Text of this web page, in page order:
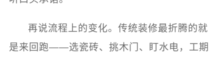
再说流程上的变化。传统装修最折腾的就
是来回跑——选瓷砖、挑木门、盯水电，工期